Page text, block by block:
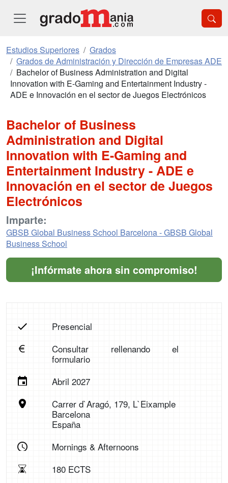
Estudios Superiores
Grados
Grados de Administración y Dirección de Empresas ADE
Bachelor of Business Administration and Digital
Innovation with E-Gaming and Entertainment Industry -
ADE e Innovación en el sector de Juegos Electrónicos
Bachelor of Business
Administration and Digital
Innovation with E-Gaming and
Entertainment Industry - ADE e
Innovación en el sector de Juegos
Electrónicos
Imparte:
GBSB Global Business School Barcelona - GBSB Global
Business School
¡Infórmate ahora sin compromiso!
Presencial
Consultar rellenando el
formulario
Abril 2027
Carrer d`Aragó, 179, L`Eixample
Barcelona
España
Mornings & Afternoons
180 ECTS